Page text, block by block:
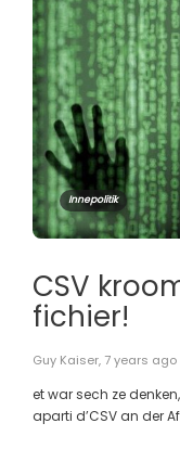
Innepolitik
CSV
fichier!
Guy Kaiser, 7 years ago
et war sech ze
aparti d’CSV an der